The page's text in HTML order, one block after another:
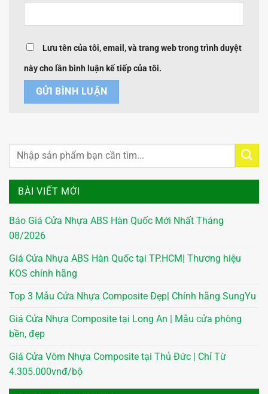
BÀI VIẾT MỚI
Báo Giá Cửa Nhựa ABS Hàn Quốc Mới Nhất Tháng
08/2026
Giá Cửa Nhựa ABS Hàn Quốc tại TP.HCM| Thương hiệu
KOS chính hãng
Top 3 Mẫu Cửa Nhựa Composite Đẹp| Chính hãng SungYu
Giá Cửa Nhựa Composite tại Long An | Mẫu cửa phòng
bền, đẹp
Giá Cửa Vòm Nhựa Composite tại Thủ Đức | Chỉ Từ
4.305.000vnđ/bộ
Lưu tên của tôi, email, và trang web trong trình duyệt
này cho lần bình luận kế tiếp của tôi.